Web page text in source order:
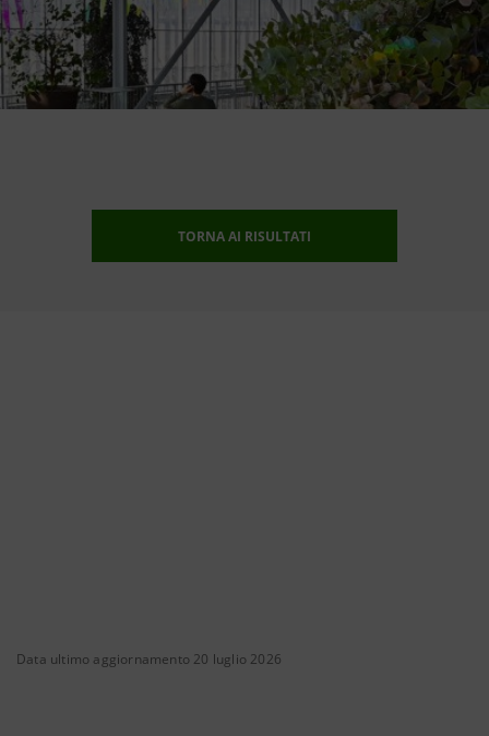
TORNA AI RISULTATI
Data ultimo aggiornamento 20 luglio 2026